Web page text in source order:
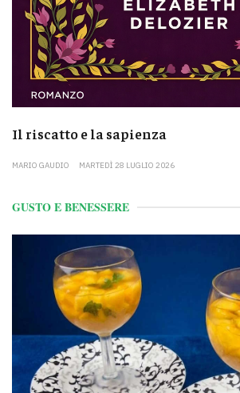
Il riscatto e la sapienza
MARIO GAUDIO MARTEDÌ 28 LUGLIO 2026
GUSTO E BENESSERE